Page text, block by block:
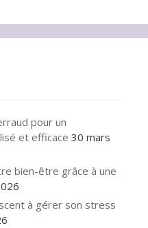
pour un
et efficace 30 mars
bien-être grâce à une
à gérer son stress